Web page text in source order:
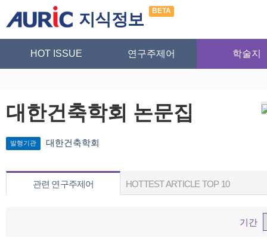
지식정보 BETA
HOT ISSUE 연구주제어 학술지
대한건축학회 논문집
발행기관 대한건축학회
관련 연구주제어 HOTTEST ARTICLE TOP 10
기간